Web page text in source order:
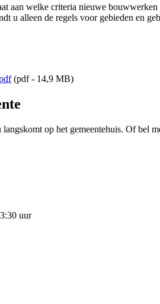
aan welke criteria nieuwe bouwwerken
u alleen de regels voor gebieden en
(pdf - 14,9 MB)
op het gemeentehuis. Of bel
uur